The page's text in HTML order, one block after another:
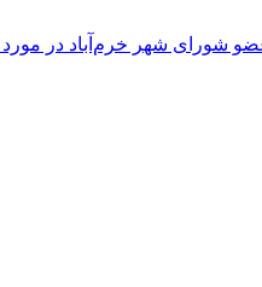
شورای شهر خرم‌آباد در